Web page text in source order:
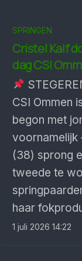
SPRINGEN
Cristel Kalf
dag CSI
CSI Ommen
begon met
voornamelijk
(38) sprong
tweede te
haar
1 juli 2026 14:22